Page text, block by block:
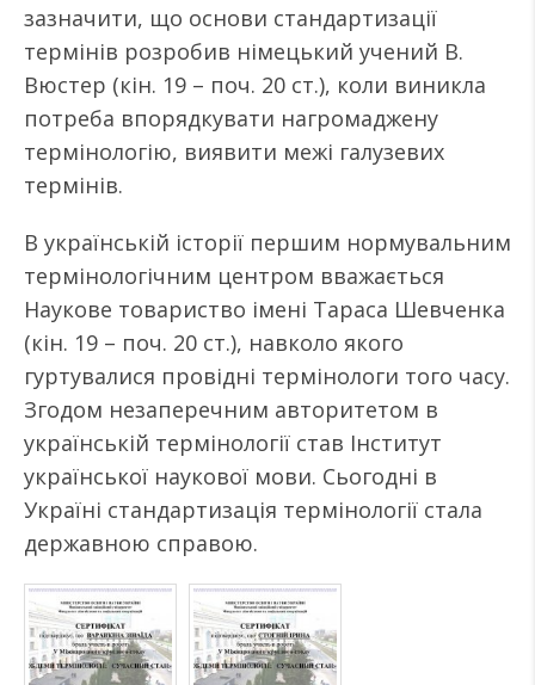
зазначити, що основи стандартизації
термінів розробив німецький учений В.
Вюстер (кін. 19 – поч. 20 ст.), коли виникла
потреба впорядкувати нагромаджену
термінологію, виявити межі галузевих
термінів.
В українській історії першим нормувальним
термінологічним центром вважається
Наукове товариство імені Тараса Шевченка
(кін. 19 – поч. 20 ст.), навколо якого
гуртувалися провідні термінологи того часу.
Згодом незаперечним авторитетом в
українській термінології став Інститут
української наукової мови. Сьогодні в
Україні стандартизація термінології стала
державною справою.